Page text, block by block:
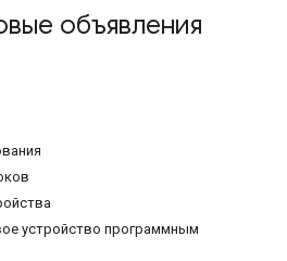
объявления
устройство программным